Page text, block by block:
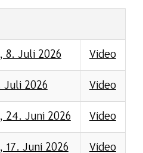
8. Juli 2026 Video
Juli 2026 Video
24. Juni 2026 Video
17. Juni 2026 Video